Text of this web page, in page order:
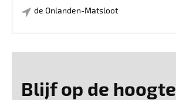
de Onlanden-Matsloot
Blijf op de hoogte